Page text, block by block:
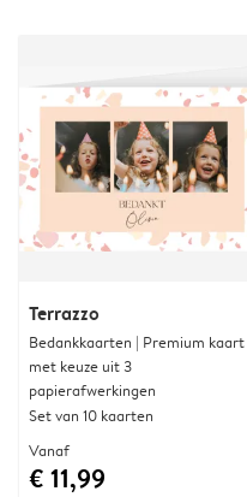
Terrazzo
Bedankkaarten | Premium kaart
met keuze uit 3
papierafwerkingen
Set van 10 kaarten
Vanaf
€ 11,99